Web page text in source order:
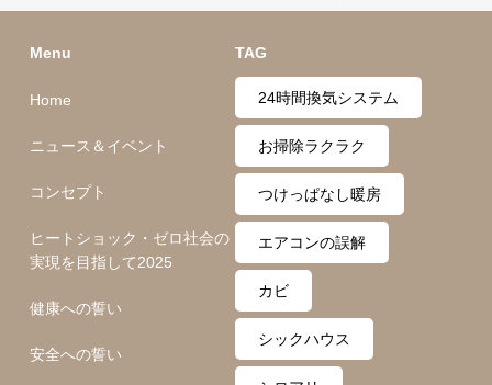
Menu
Home
ニュース＆イベント
コンセプト
ヒートショック・ゼロ社会の
実現を目指して2025
健康への誓い
安全への誓い
TAG
24時間換気システム
お掃除ラクラク
つけっぱなし暖房
エアコンの誤解
カビ
シックハウス